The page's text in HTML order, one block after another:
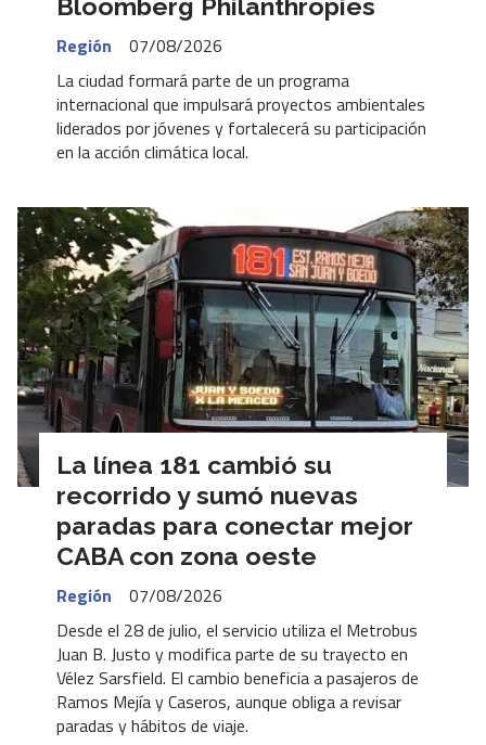
Región
07/08/2026
La ciudad formará parte de un programa
internacional que impulsará proyectos ambientales
liderados por jóvenes y fortalecerá su participación
en la acción climática local.
La línea 181 cambió su
recorrido y sumó nuevas
paradas para conectar mejor
CABA con zona oeste
Región
07/08/2026
Desde el 28 de julio, el servicio utiliza el Metrobus
Juan B. Justo y modifica parte de su trayecto en
Vélez Sarsfield. El cambio beneficia a pasajeros de
Ramos Mejía y Caseros, aunque obliga a revisar
paradas y hábitos de viaje.